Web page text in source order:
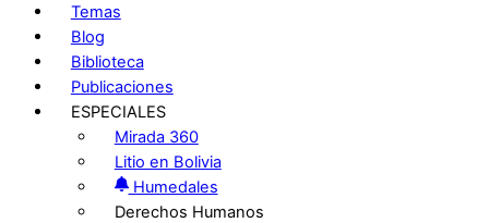
Temas
Blog
Biblioteca
Publicaciones
ESPECIALES
Mirada 360
Litio en Bolivia
Humedales
Derechos Humanos